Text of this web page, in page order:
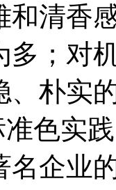
和清香
多；对
、朴实
色实
名企业